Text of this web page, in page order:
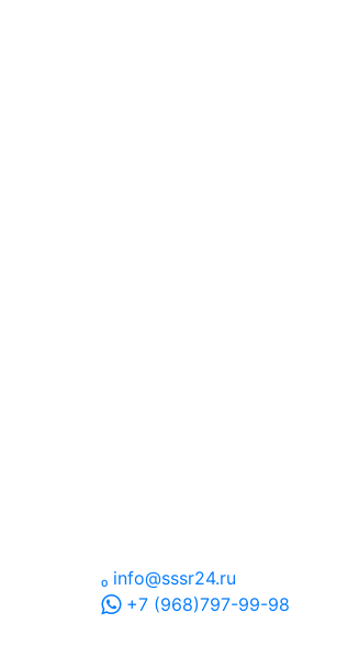
info@sssr24.ru
+7 (968)797-99-98